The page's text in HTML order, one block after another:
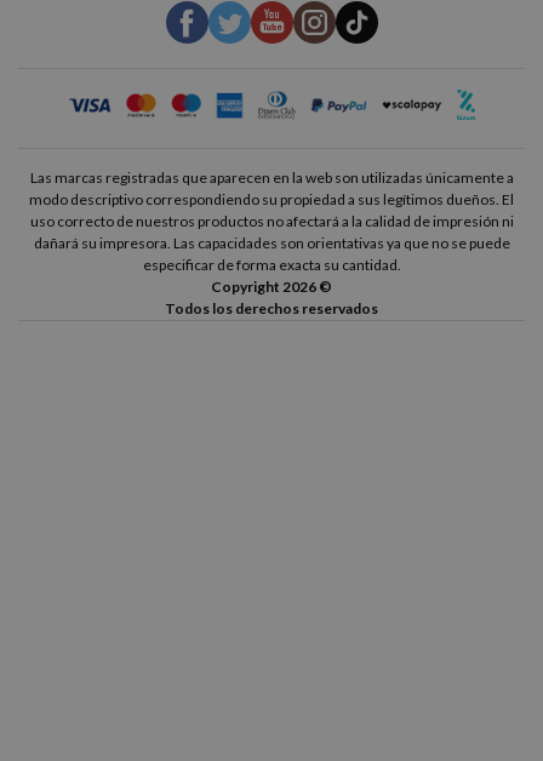
Las marcas registradas que aparecen en la web son utilizadas únicamente a
modo descriptivo correspondiendo su propiedad a sus legítimos dueños. El
uso correcto de nuestros productos no afectará a la calidad de impresión ni
dañará su impresora. Las capacidades son orientativas ya que no se puede
especificar de forma exacta su cantidad.
Copyright 2026 ©
Todos los derechos reservados